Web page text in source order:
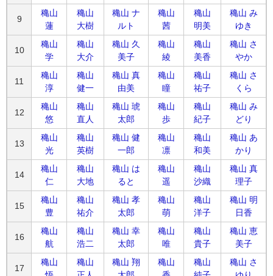
9
穐山
蓮
穐山
大樹
穐山 ナ
ルト
穐山
茜
穐山
明美
穐山 み
ゆき
10
穐山
学
穐山
大介
穐山 久
美子
穐山
綾
穐山
美香
穐山 さ
やか
11
穐山
淳
穐山
健一
穐山 真
由美
穐山
瞳
穐山
祐子
穐山 さ
くら
12
穐山
悠
穐山
直人
穐山 琥
太郎
穐山
歩
穐山
紀子
穐山 み
どり
13
穐山
光
穐山
英樹
穐山 健
一郎
穐山
凛
穐山
和美
穐山 あ
かり
14
穐山
仁
穐山
大地
穐山 は
ると
穐山
遥
穐山
沙織
穐山 真
理子
15
穐山
豊
穐山
祐介
穐山 孝
太郎
穐山
萌
穐山
洋子
穐山 明
日香
16
穐山
航
穐山
浩二
穐山 幸
太郎
穐山
唯
穐山
貴子
穐山 恵
美子
17
穐山
穐山
穐山 翔
穐山
穐山
穐山 さ